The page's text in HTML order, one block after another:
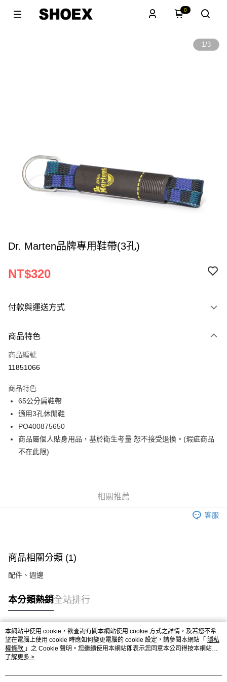
0
1/3
Dr. Marten品牌專用鞋帶(3孔)
NT$320
付款與運送方式
信用卡一次付款
ATM付款
運送方式
宅配
每筆NT$120
商品特色
商品編號
11851066
商品特色
65公分扁鞋帶
適用3孔休閒鞋
PO400875650
商品屬個人貼身用品，基於衛生考量 恕不接受退換。(瑕疵商品
不在此限)
相關推薦
客服
商品相關分類 (1)
配件、週邊
本分類熱銷全站排行
熱門標籤
本網站中使用 cookie，欲查詢有關本網站使用 cookie 方式之詳情，及若您不希
望在電腦上使用 cookie 時應如何變更電腦的 cookie 設定，請參閱本網站「 隱私
權條款 」之 Cookie 聲明。您繼續使用本網站即表示您同意本公司得按本網站使
用條款之 Cookie 聲明使用 cookie。
了解更多 >